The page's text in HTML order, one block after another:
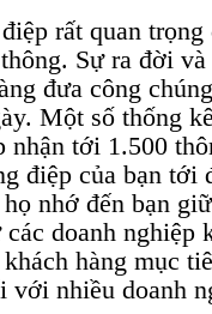
rất quan
Sự ra đời
đưa công
Một số thống
nhận tới 1.500
điệp của bạn tới
nhớ đến bạn
doanh nghiệp
khách hàng mục
với nhiều doanh